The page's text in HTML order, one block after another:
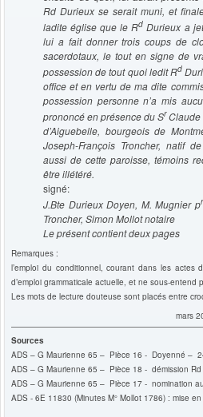
Rd Durieux se serait muni, et
ladite église que leRd Durieux a
lui a fait donner trois coups de
sacerdotaux, le tout en signe de
possession de tout quoi leditRd
office et en vertu de ma dite
possession personne n’a mis
prononcé en présence du SrClaude
d’Aiguebelle, bourgeois de
Joseph-François Troncher, natif
aussi de cette paroisse, témoins
être illétéré.
signé:
J.Bte Durieux Doyen, M. Mugnier p
Troncher, Simon Mollot notaire
Le présent contient deux pages
Remarques :
l’emploi du conditionnel, courant dans les actes
d’emploi grammaticale actuelle, et ne sous-entend
Les mots de lecture douteuse sont placés entre
mars
Sources
ADS – G Maurienne 65 – Pièce 16 - Doyenné –
ADS – G Maurienne 65 – Pièce 18 - démission Rd
ADS – G Maurienne 65 – Pièce 17 - nomination
ADS - 6E 11830 (Minutes M° Mollot 1786) : mise